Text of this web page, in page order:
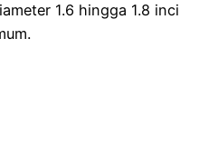
1.6 hingga 1.8 inci